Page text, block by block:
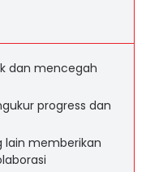
dan mencegah
progress dan
lain memberikan